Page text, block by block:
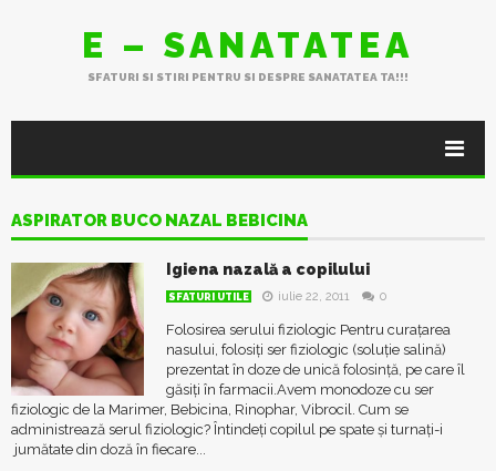
E – SANATATEA
SFATURI SI STIRI PENTRU SI DESPRE SANATATEA TA!!!
ASPIRATOR BUCO NAZAL BEBICINA
Igiena nazală a copilului
SFATURI UTILE iulie 22, 2011 0
Folosirea serului fiziologic Pentru curațarea
nasului, folosiți ser fiziologic (soluție salină)
prezentat în doze de unică folosință, pe care îl
găsiți în farmacii.Avem monodoze cu ser
fiziologic de la Marimer, Bebicina, Rinophar, Vibrocil. Cum se
administrează serul fiziologic? Întindeți copilul pe spate și turnați-i
jumătate din doză în fiecare...